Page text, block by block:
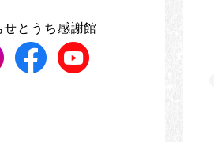
せとうち感謝館